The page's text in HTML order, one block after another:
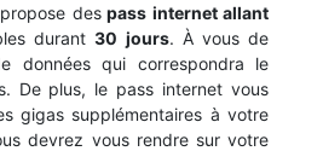
despass internet allant
durant30 jours. À vous de
données qui correspondra le
De plus, le pass internet vous
gigas supplémentaires à votre
devrez vous rendre sur votre